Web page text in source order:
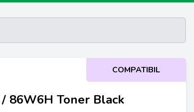
COMPATIBIL
86W6H Toner Black